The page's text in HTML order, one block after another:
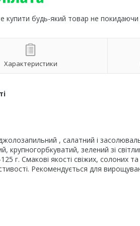
купити будь-який товар не покидаючи
Характеристики
, салатний і
крупногорбкуватий, зелений зі
Смакові якості свіжих, солоних та
Рекомендується для